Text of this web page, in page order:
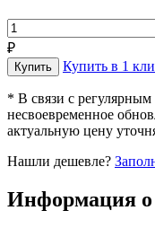
₽
Купить в 1
* В связи с
несвоевременное
актуальную цену
Нашли дешевле?
Информация о